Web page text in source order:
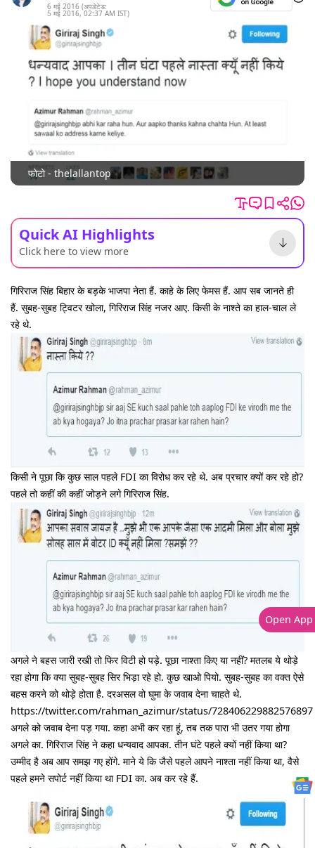
6 मई 2016 (अपडेटेड:
5 मई 2016, 02:37 AM IST)
फोटो - thelallantop
Quick AI Highlights
Click here to view more
गिरिराज सिंह बिहार के बड़के भाजपा नेता हैं. काहे के लिए फेमस हैं. आप सब जानते ही
हैं. सुबह-सुबह ट्विटर खोला, गिरिराज सिंह नजर आए. किसी के नाश्ते का हाल-चाल ले
रहे थे.
किसी ने पूछा कि कुछ साल पहले FDI का विरोध कर रहे थे. अब प्रचार क्यों कर रहे हो?
पहले तो कहीं की कहीं जोड़ने लगे गिरिराज सिंह.
अगले ने बहस जारी रखी तो फिर विटी हो पड़े. पूछा नाश्ता किए या नहीं? मतलब ये थोड़े
रहा होगा कि क्या सुबह-सुबह सिर भिड़ा रहे हो. कुछ खाओ पियो. सुबह-सुबह का वक्त ऐसे
बहस करने को थोड़े होता है. दरअसल वो घुमा के जवाब देना चाहते थे.
https://twitter.com/rahman_azimur/status/728406229882576897
अगले को जवाब देना पड़ गया. कहा अभी कर रहा हूं, तब तक पारा भी उतर गया होगा
अगले का. गिरिराज सिंह ने कहा धन्यवाद आपका. तीन घंटे पहले क्यों नहीं किया था?
उम्मीद है अब आप समझ गए होंगे. माने ये कि जैसे पहले आपने नाश्ता नहीं किया था, वैसे
पहले हमने सपोर्ट नहीं किया था FDI का. अब कर रहे हैं.
Open App